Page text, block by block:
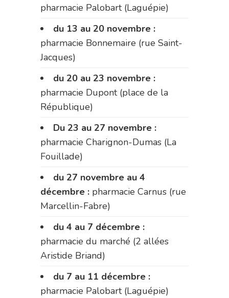
pharmacie Palobart (Laguépie)
du 13 au 20 novembre :
pharmacie Bonnemaire (rue Saint-
Jacques)
du 20 au 23 novembre :
pharmacie Dupont (place de la
République)
Du 23 au 27 novembre :
pharmacie Charignon-Dumas (La
Fouillade)
du 27 novembre au 4
décembre : pharmacie Carnus (rue
Marcellin-Fabre)
du 4 au 7 décembre :
pharmacie du marché (2 allées
Aristide Briand)
du 7 au 11 décembre :
pharmacie Palobart (Laguépie)